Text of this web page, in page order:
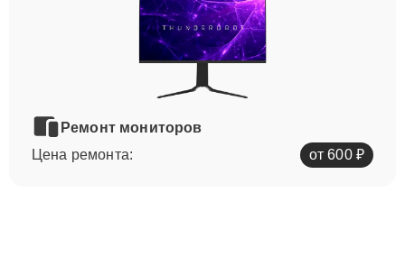
Ремонт мониторов
Цена ремонта:
от 600 ₽